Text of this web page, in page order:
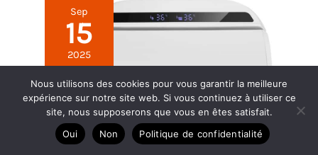
Sep
15
2025
Nous utilisons des cookies pour vous garantir la meilleure
expérience sur notre site web. Si vous continuez à utiliser ce
site, nous supposerons que vous en êtes satisfait.
Oui
Non Politique de confidentialité